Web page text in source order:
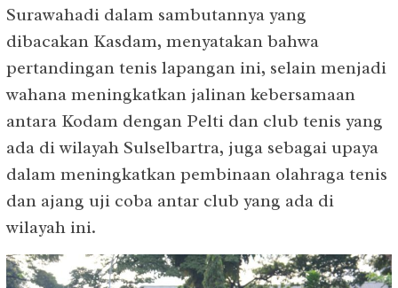
Surawahadi dalam sambutannya yang
dibacakan Kasdam, menyatakan bahwa
pertandingan tenis lapangan ini, selain menjadi
wahana meningkatkan jalinan kebersamaan
antara Kodam dengan Pelti dan club tenis yang
ada di wilayah Sulselbartra, juga sebagai upaya
dalam meningkatkan pembinaan olahraga tenis
dan ajang uji coba antar club yang ada di
wilayah ini.